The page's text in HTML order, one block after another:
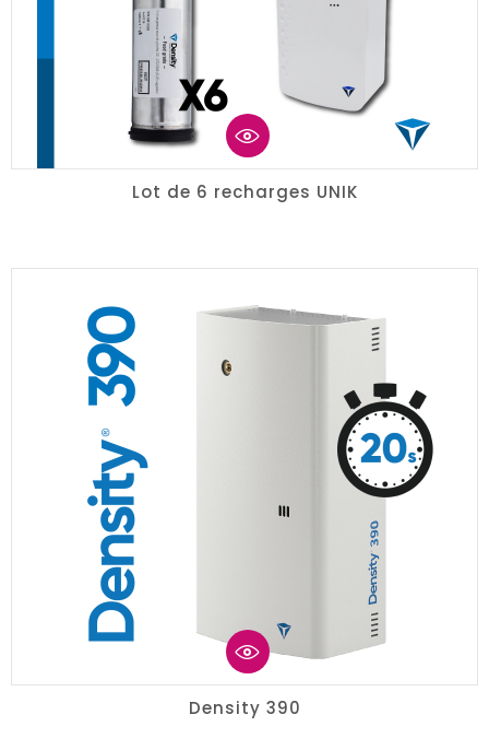
Lot de 6 recharges UNIK
Density 390